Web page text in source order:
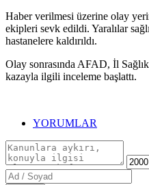
Haber verilmesi üzerine olay
ekipleri sevk edildi. Yaralılar
hastanelere kaldırıldı.
Olay sonrasında AFAD, İl
kazayla ilgili inceleme başlattı.
YORUMLAR